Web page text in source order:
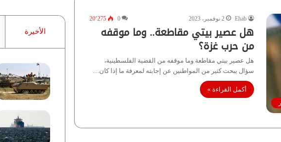
Ehab 2 نوفمبر، 2023 0 20٬275
هل عصير بيتي مقاطعة.. وما موقفه
من حرب غزة؟
هل عصير بيتي مقاطعة وما موقفه من القضية الفلسطينية،
سؤال يبحث كثير من المواطنين عن إجابته لمعرفة ما إذا كان…
أكمل القراءة »
الأخيرة